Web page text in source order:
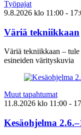
Työpajat
9.8.2026 klo 11:00 -
Väriä tekniikkaan
Väriä tekniikkaan –
esineiden värityskuvia
Muut tapahtumat
11.8.2026 klo 11:00 -
Kesäohjelma